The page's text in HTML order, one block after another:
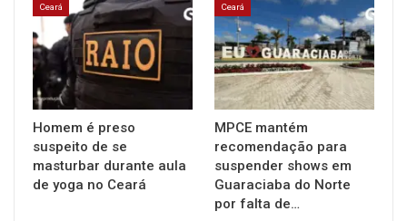
Ceará
Homem é preso
suspeito de se
masturbar durante aula
de yoga no Ceará
Ceará
MPCE mantém
recomendação para
suspender shows em
Guaraciaba do Norte
por falta de…